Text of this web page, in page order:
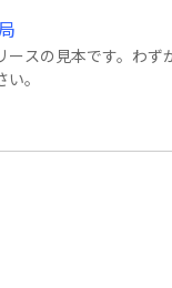
ースの見本です。わ
。